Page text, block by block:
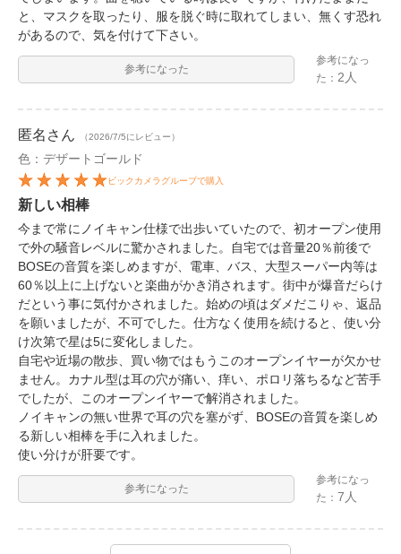
と、マスクを取ったり、服を脱ぐ時に取れてしまい、無くす恐れ
があるので、気を付けて下さい。
参考になった
参考になっ
た：2人
匿名 さん （2026/7/5にレビュー）
色：デザートゴールド
ビックカメラグループで購入
新しい相棒
今まで常にノイキャン仕様で出歩いていたので、初オープン使用
で外の騒音レベルに驚かされました。自宅では音量20％前後で
BOSEの音質を楽しめますが、電車、バス、大型スーパー内等は
60％以上に上げないと楽曲がかき消されます。街中が爆音だらけ
だという事に気付かされました。始めの頃はダメだこりゃ、返品
を願いましたが、不可でした。仕方なく使用を続けると、使い分
け次第で星は5に変化しました。
自宅や近場の散歩、買い物ではもうこのオープンイヤーが欠かせ
ません。カナル型は耳の穴が痛い、痒い、ポロリ落ちるなど苦手
でしたが、このオープンイヤーで解消されました。
ノイキャンの無い世界で耳の穴を塞がず、BOSEの音質を楽しめ
る新しい相棒を手に入れました。
使い分けが肝要です。
参考になった
参考になっ
た：7人